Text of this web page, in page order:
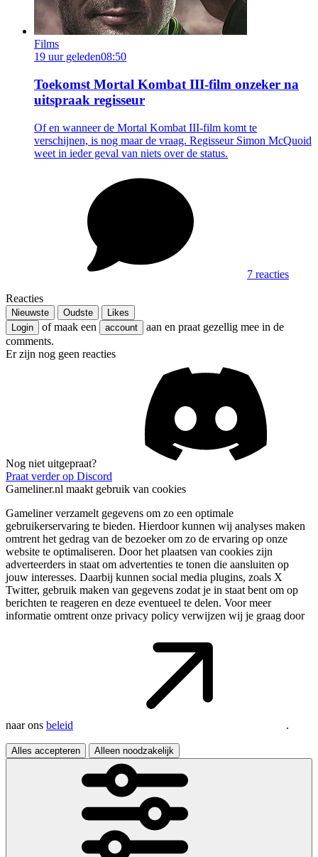
Films
19 uur geleden08:50
Toekomst Mortal Kombat III-film onzeker na
uitspraak regisseur
Of en wanneer de Mortal Kombat III-film komt te
verschijnen, is nog maar de vraag. Regisseur Simon McQuoid
weet in ieder geval van niets over de status.
7 reacties
Reacties
Nieuwste Oudste
Likes
Login
of maak een account
aan en praat gezellig mee in de
comments.
Er zijn nog geen reacties
Nog niet uitgepraat?
Praat verder op Discord
Gameliner.nl maakt gebruik van cookies
Gameliner verzamelt gegevens om zo een optimale
gebruikerservaring te bieden. Hierdoor kunnen wij analyses maken
omtrent het gedrag van de bezoeker om zo de ervaring op onze
website te optimaliseren. Door het plaatsen van cookies zijn
adverteerders in staat om advertenties te tonen die aansluiten op
jouw interesses. Daarbij kunnen social media plugins, zoals X
Twitter, gebruik maken van gegevens zodat je in staat bent om op
berichten te reageren en deze eventueel te delen. Voor meer
informatie omtrent onze privacy policy verwijzen wij je graag door
naar ons beleid .
Alles accepteren Alleen noodzakelijk